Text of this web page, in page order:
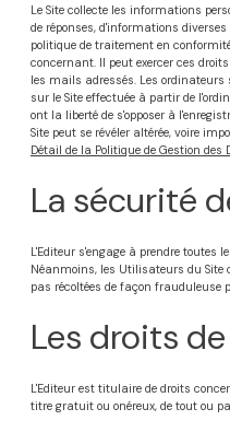
Le Site collecte les informations
de réponses, d'informations
politique de traitement en
concernant. Il peut exercer ces
les mails adressés. Les
sur le Site effectuée à partir de
ont la liberté de s'opposer à
Site peut se révéler altérée, voire
Détail de la Politique de Gestion des
La sécurité
L'Editeur s'engage à prendre toutes
Néanmoins, les Utilisateurs du Site
pas récoltées de façon frauduleuse
Les droits
L'Editeur est titulaire de droits
titre gratuit ou onéreux, de tout ou